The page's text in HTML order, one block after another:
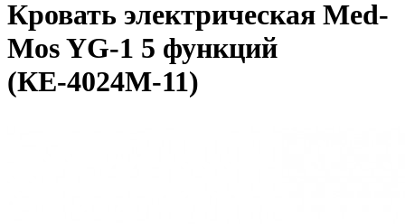
Кровать электрическая Med-
Mos YG-1 5 функций
(КЕ-4024М-11)